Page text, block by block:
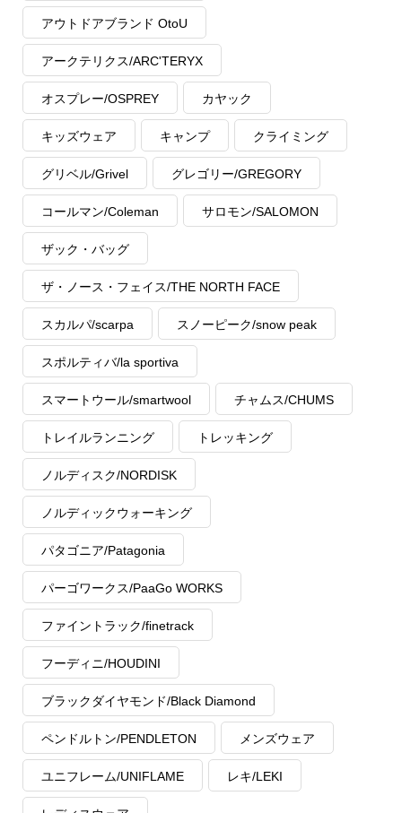
アウトドアブランド OtoU
アークテリクス/ARC'TERYX
オスプレー/OSPREY カヤック
キッズウェア キャンプ クライミング
グリベル/Grivel グレゴリー/GREGORY
コールマン/Coleman サロモン/SALOMON
ザック・バッグ
ザ・ノース・フェイス/THE NORTH FACE
スカルパ/scarpa スノーピーク/snow peak
スポルティバ/la sportiva
スマートウール/smartwool チャムス/CHUMS
トレイルランニング トレッキング
ノルディスク/NORDISK
ノルディックウォーキング
パタゴニア/Patagonia
パーゴワークス/PaaGo WORKS
ファイントラック/finetrack
フーディニ/HOUDINI
ブラックダイヤモンド/Black Diamond
ペンドルトン/PENDLETON メンズウェア
ユニフレーム/UNIFLAME レキ/LEKI